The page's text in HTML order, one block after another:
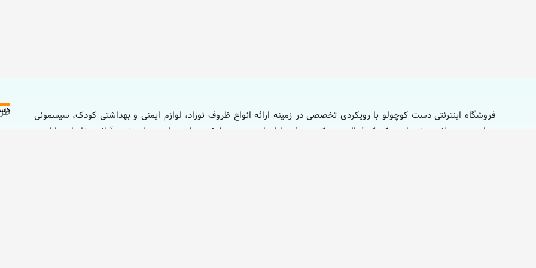
فروشگاه اینترنتی دست کوچولو با رویکردی تخصصی در زمینه ارائه انواع ظروف نوزاد، لوازم ایمنی و بهداشتی کودک، سیسمونی
نوزاد و محصولات ویژه مادر و کودک فعالیت می‌کند. هدف ما ایجاد بستری مطمئن، ساده و ایمن برای خرید آنلاین خانواده‌ها است